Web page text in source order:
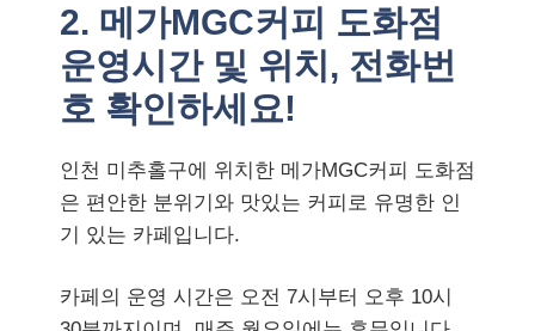
2. 메가MGC커피 도화점
운영시간 및 위치, 전화번
호 확인하세요!
인천 미추홀구에 위치한 메가MGC커피 도화점
은 편안한 분위기와 맛있는 커피로 유명한 인
기 있는 카페입니다.
카페의 운영 시간은 오전 7시부터 오후 10시